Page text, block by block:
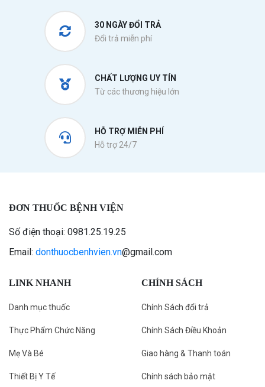
30 NGÀY ĐỔI TRẢ
Đổi trả miễn phí
CHẤT LƯỢNG UY TÍN
Từ các thương hiệu lớn
HỖ TRỢ MIỄN PHÍ
Hỗ trợ 24/7
ĐƠN THUỐC BỆNH VIỆN
Số điện thoại: 0981.25.19.25
Email: donthuocbenhvien.vn@gmail.com
LINK NHANH
Danh mục thuốc
Thực Phẩm Chức Năng
Mẹ Và Bé
Thiết Bị Y Tế
CHÍNH SÁCH
Chính Sách đổi trả
Chính Sách Điều Khoản
Giao hàng & Thanh toán
Chính sách bảo mật